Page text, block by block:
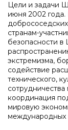
Цели и задачи
июня 2002 года.
странам-
безопасности в
экстремизма,
содействие
технического,
координация
мировую
международных